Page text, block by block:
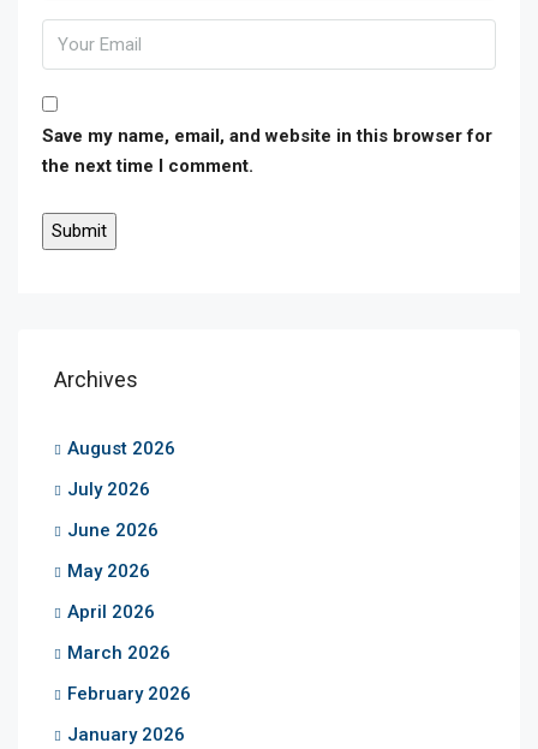
Save my name, email, and website in this browser for
the next time I comment.
Archives
August 2026
July 2026
June 2026
May 2026
April 2026
March 2026
February 2026
January 2026